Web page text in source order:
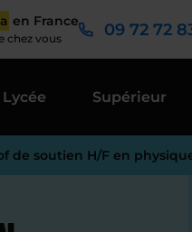
en France
chez vous 09 72 72
Lycée Supérieur
de soutien H/F en